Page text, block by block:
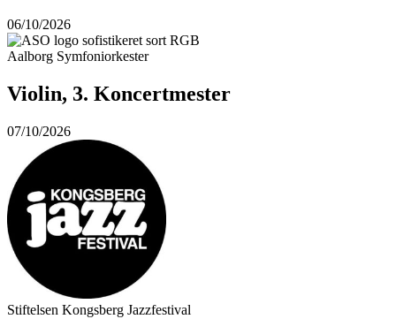
06/10/2026
Aalborg Symfoniorkester
Violin, 3. Koncertmester
07/10/2026
Stiftelsen Kongsberg Jazzfestival